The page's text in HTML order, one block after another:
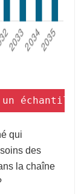
un
qui
des
la chaîne